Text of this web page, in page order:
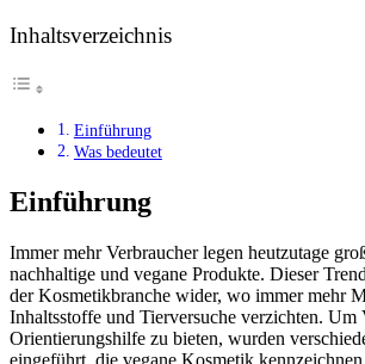
Inhaltsverzeichnis
Einführung
Was bedeutet
Einführung
Immer mehr Verbraucher legen heutzutage
nachhaltige und vegane Produkte. Dieser
der Kosmetikbranche wider, wo immer mehr
Inhaltsstoffe und Tierversuche verzichten. Um
Orientierungshilfe zu bieten, wurden
eingeführt, die vegane Kosmetik